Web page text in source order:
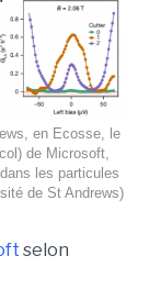
en Ecosse, le
de Microsoft,
les particules
de St Andrews)
selon